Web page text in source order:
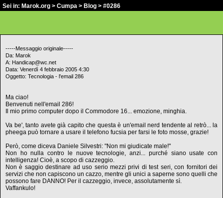
Sei in: Marok.org > Cumpa > Blog > #0286
-----Messaggio originale-----
Da: Marok
A: Handicap@wc.net
Data: Venerdì 4 febbraio 2005 4:30
Oggetto: Tecnologia - l'email 286
Ma ciao!
Benvenuti nell'email 286!
Il mio primo computer dopo il Commodore 16... emozione, minghia.
Va be', tanto avete già capito che questa è un'email nerd tendente al retrò... la
pheega può tornare a usare il telefono fucsia per farsi le foto mosse, grazie!
Però, come diceva Daniele Silvestri: "Non mi giudicate male!"
Non ho nulla contro le nuove tecnologie, anzi... purché siano usate con
intelligenza! Cioè, a scopo di cazzeggio.
Non è saggio destinare ad uso serio mezzi privi di test seri, con fornitori dei
servizi che non capiscono un cazzo, mentre gli unici a saperne sono quelli che
possono fare DANNO! Per il cazzeggio, invece, assolutamente sì.
Vaffankulo!